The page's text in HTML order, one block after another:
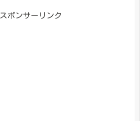
スポンサーリンク